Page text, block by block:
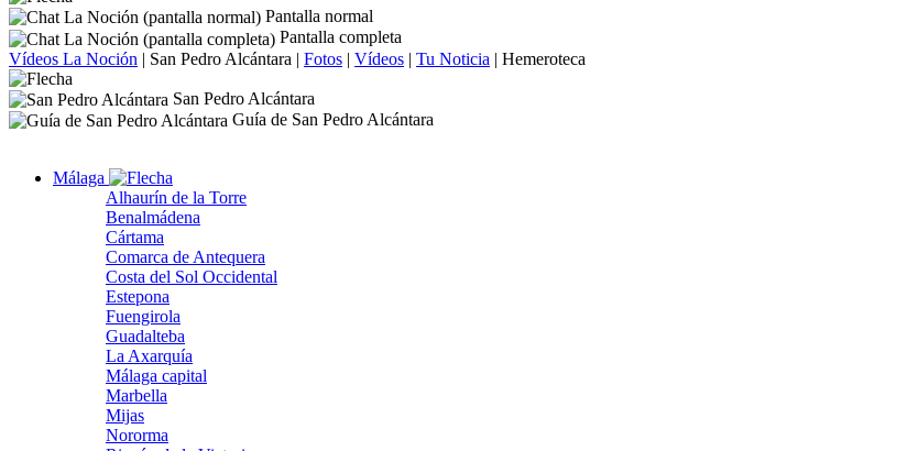
Pantalla normal
Pantalla completa
Vídeos La Noción | San Pedro Alcántara | Fotos | Vídeos | Tu Noticia | Hemeroteca
San Pedro Alcántara
Guía de San Pedro Alcántara
Málaga
Alhaurín de la Torre
Benalmádena
Cártama
Comarca de Antequera
Costa del Sol Occidental
Estepona
Fuengirola
Guadalteba
La Axarquía
Málaga capital
Marbella
Mijas
Nororma